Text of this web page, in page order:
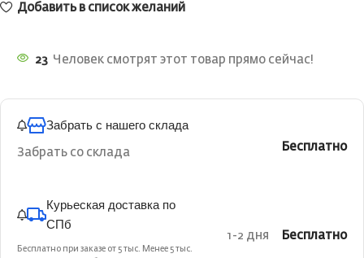
Добавить в список желаний
23 Человек смотрят этот товар прямо сейчас!
Забрать с нашего склада
Забрать со склада Бесплатно
Курьеская доставка по
СПб
Бесплатно при заказе от 5 тыс. Менее 5 тыс.
1-2 дня Бесплатно